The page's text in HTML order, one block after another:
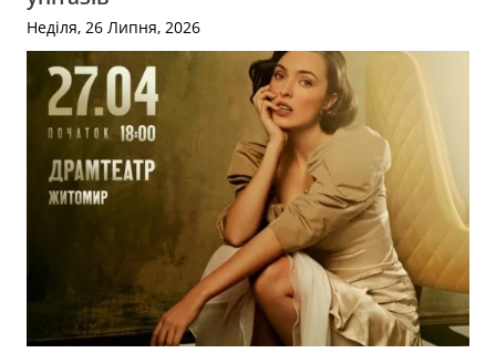
Неділя, 26 Липня, 2026